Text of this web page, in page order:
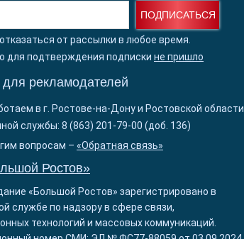
ПОДПИСАТЬСЯ
от рассылки в любое время.
для подтверждения подписки не пришло
для рекламодателей
в г. Ростове-на-Дону и Ростовской области
службы: 8 (863) 201-79-00 (доб. 136)
вопросам – «Обратная связь»
Ростов»
«Большой Ростов» зарегистрировано в
службе по надзору в сфере связи,
технологий и массовых коммуникаций.